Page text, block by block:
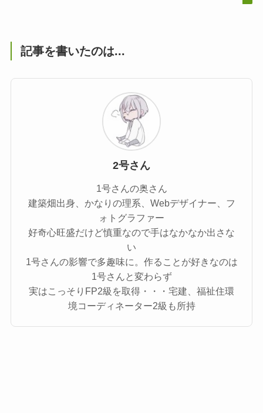
記事を書いたのは...
2号さん
1号さんの奥さん
建築畑出身、かなりの理系、Webデザイナー、フ
ォトグラファー
好奇心旺盛だけど慎重なので手はなかなか出さな
い
1号さんの影響で多趣味に。作ることが好きなのは
1号さんと変わらず
実はこっそりFP2級を取得・・・宅建、福祉住環
境コーディネーター2級も所持